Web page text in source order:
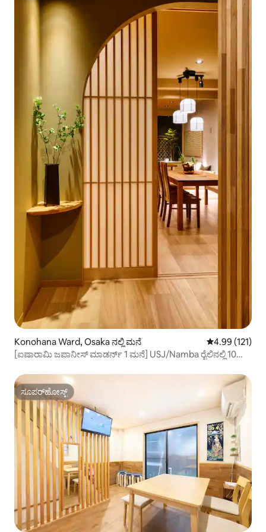
Konohana Ward, Osaka ನಲ್ಲಿ ಮನೆ 5 ರಲ್ಲಿ 4.99
4.99 (121)
[ಐಷಾರಾಮಿ ಜಪಾನೀಸ್ ಮಾಡರ್ನ್ 1 ಮನೆ] USJ/Namba ರೈಲಿನಲ್ಲಿ 10
ಸೂಪರ್‌ಹೋಸ್ಟ್
ಸೂಪರ್‌ಹೋಸ್ಟ್